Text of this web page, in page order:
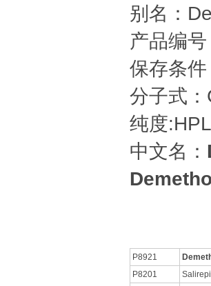
别名：
产品编
保存条
分子式
纯度
中文名：
P8921
P8201